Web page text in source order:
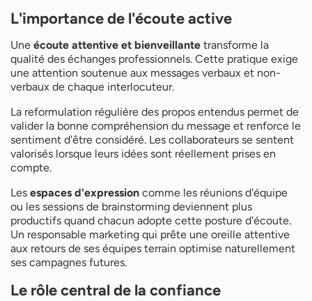
L'importance de l'écoute active
Une écoute attentive et bienveillante transforme la
qualité des échanges professionnels. Cette pratique exige
une attention soutenue aux messages verbaux et non-
verbaux de chaque interlocuteur.
La reformulation régulière des propos entendus permet de
valider la bonne compréhension du message et renforce le
sentiment d'être considéré. Les collaborateurs se sentent
valorisés lorsque leurs idées sont réellement prises en
compte.
Les espaces d'expression comme les réunions d'équipe
ou les sessions de brainstorming deviennent plus
productifs quand chacun adopte cette posture d'écoute.
Un responsable marketing qui prête une oreille attentive
aux retours de ses équipes terrain optimise naturellement
ses campagnes futures.
Le rôle central de la confiance